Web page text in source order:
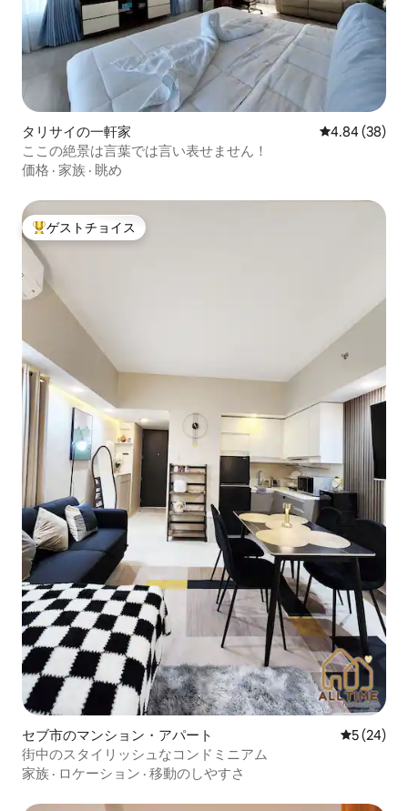
タリサイの一軒家 レビュー38
4.84 (38)
ここの絶景は言葉では言い表せません！
価格 · 家族 · 眺め
大好評のゲストチョイスです。
ゲストチョイス
セブ市のマンション・アパート レビュー
5 (24)
街中のスタイリッシュなコンドミニアム
家族 · ロケーション · 移動のしやすさ